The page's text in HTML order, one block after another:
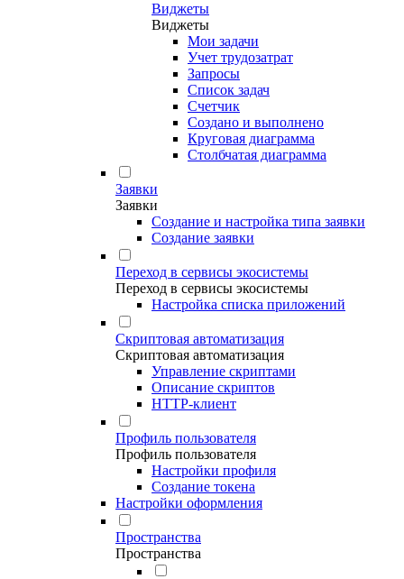
Виджеты
Виджеты
Мои задачи
Учет трудозатрат
Запросы
Список задач
Счетчик
Создано и выполнено
Круговая диаграмма
Столбчатая диаграмма
Заявки
Заявки
Создание и настройка типа заявки
Создание заявки
Переход в сервисы экосистемы
Переход в сервисы экосистемы
Настройка списка приложений
Скриптовая автоматизация
Скриптовая автоматизация
Управление скриптами
Описание скриптов
HTTP-клиент
Профиль пользователя
Профиль пользователя
Настройки профиля
Создание токена
Настройки оформления
Пространства
Пространства